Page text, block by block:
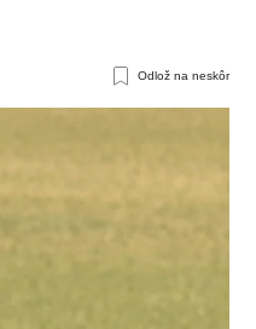
Odlož na neskôr